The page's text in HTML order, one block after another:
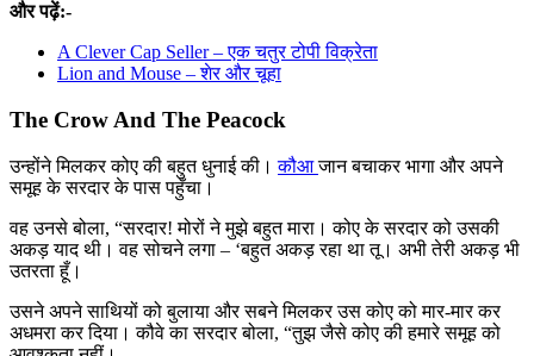
और पढ़ें:-
A Clever Cap Seller – एक चतुर टोपी विक्रेता
Lion and Mouse – शेर और चूहा
The Crow And The Peacock
उन्होंने मिलकर कोए की बहुत धुनाई की।कौआजान बचाकर भागा और अपने
समूह के सरदार के पास पहुँचा।
वह उनसे बोला, “सरदार! मोरों ने मुझे बहुत मारा। कोए के सरदार को उसकी
अकड़ याद थी। वह सोचने लगा – ‘बहुत अकड़ रहा था तू। अभी तेरी अकड़ भी
उतरता हूँ।
उसने अपने साथियों को बुलाया और सबने मिलकर उस कोए को मार-मार कर
अधमरा कर दिया। कौवे का सरदार बोला, “तुझ जैसे कोए की हमारे समूह को